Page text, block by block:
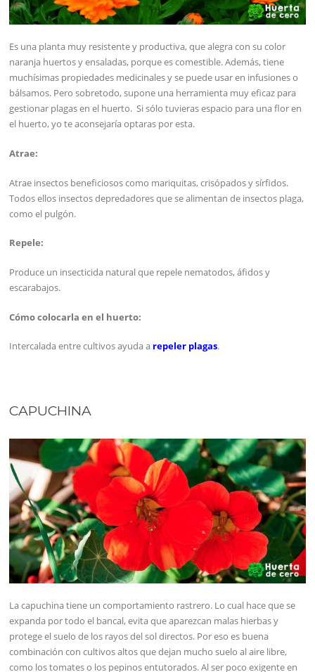
Es una planta muy resistente y productiva, que alegra con su color
naranja huertos y ensaladas, porque es comestible. Además, tiene
muchísimas propiedades medicinales y se puede usar en infusiones o
bálsamos. Pero sobretodo, supone una herramienta muy eficaz para
gestionar plagas en el huerto. Si sólo tuvieras espacio para una flor en
el huerto, yo te aconsejaría optaras por esta.
Atrae:
Atrae insectos beneficiosos como mariquitas, crisópados y sírfidos.
Todos ellos insectos depredadores que se alimentan de insectos plaga,
como el pulgón.
Repele:
Produce un insecticida natural que repele nematodos, áfidos y
escarabajos.
Cómo colocarla en el huerto:
Intercalada entre cultivos ayuda a repeler plagas.
CAPUCHINA
La capuchina tiene un comportamiento rastrero. Lo cual hace que se
expanda por todo el bancal, evita que aparezcan malas hierbas y
protege el suelo de los rayos del sol directos. Por eso es buena
combinación con cultivos altos que dejan mucho suelo al aire libre,
como los tomates o los pepinos entutorados. Al ser poco exigente en